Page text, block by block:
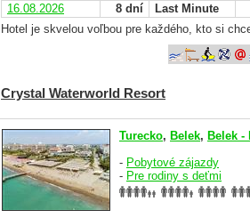
16.08.2026
8 dní Last Minute
Hotel je skvelou voľbou pre každého, kto si
Crystal Waterworld Resort
Turecko, Belek, Belek -
- Pobytové zájazdy
- Pre rodiny s deťmi